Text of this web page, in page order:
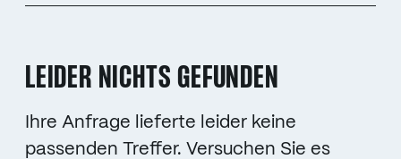
LEIDER NICHTS GEFUNDEN
Ihre Anfrage lieferte leider keine
passenden Treffer. Versuchen Sie es